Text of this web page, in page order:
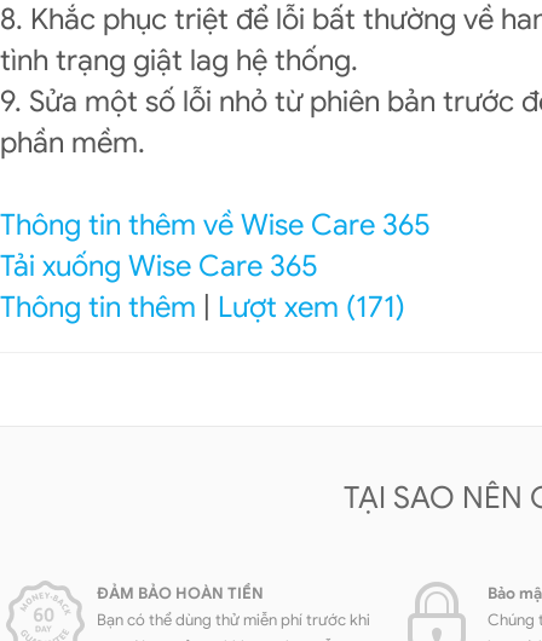
8. Khắc phục triệt để lỗi bất thường về
tình trạng giật lag hệ thống.
9. Sửa một số lỗi nhỏ từ phiên bản trước
phần mềm.
Thông tin thêm về Wise Care 365
Tải xuống Wise Care 365
Thông tin thêm
Lượt xem (171)
TẠI SAO NÊN
ĐẢM BẢO HOÀN TIỀN
Bạn có thể dùng thử miễn phí trước khi
Bảo
Chúng